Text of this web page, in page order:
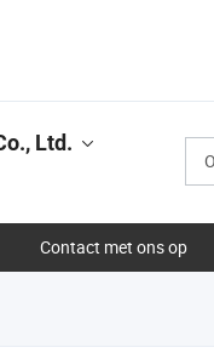
Ltd.
Contact met ons op